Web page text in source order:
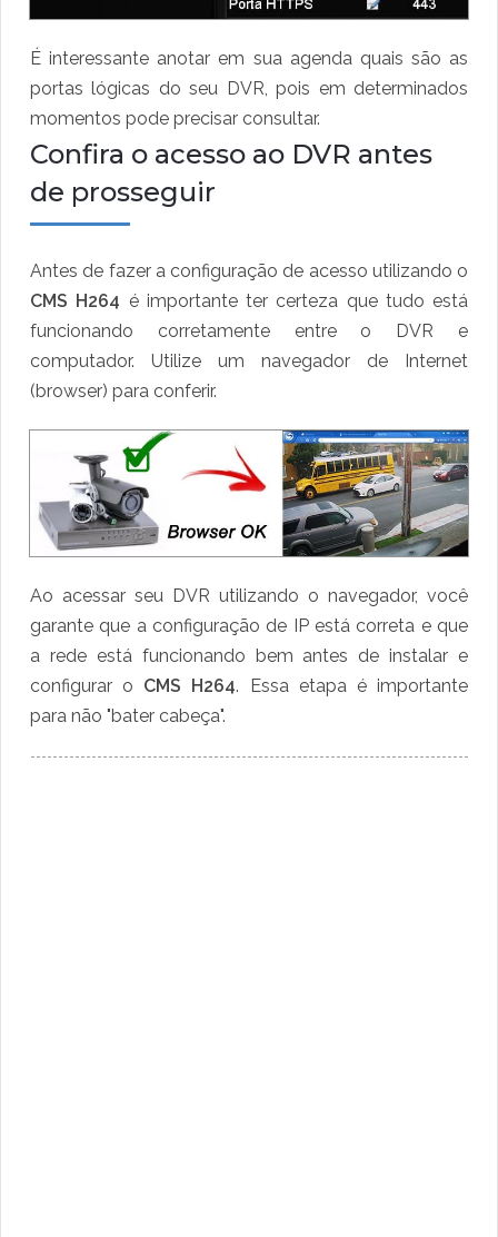
É interessante anotar em sua agenda quais são as
portas lógicas do seu DVR, pois em determinados
momentos pode precisar consultar.
Confira o acesso ao DVR antes
de prosseguir
Antes de fazer a configuração de acesso utilizando o
CMS H264 é importante ter certeza que tudo está
funcionando corretamente entre o DVR e
computador. Utilize um navegador de Internet
(browser) para conferir.
Ao acessar seu DVR utilizando o navegador, você
garante que a configuração de IP está correta e que
a rede está funcionando bem antes de instalar e
configurar o CMS H264. Essa etapa é importante
para não "bater cabeça".